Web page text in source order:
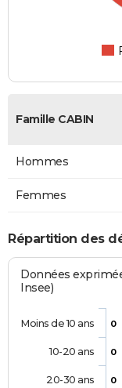
Famille CABIN
Hommes
Femmes
Répartition des
Données
Insee)
0
0
0
Moins de 10 ans
10-20 ans
20-30 ans